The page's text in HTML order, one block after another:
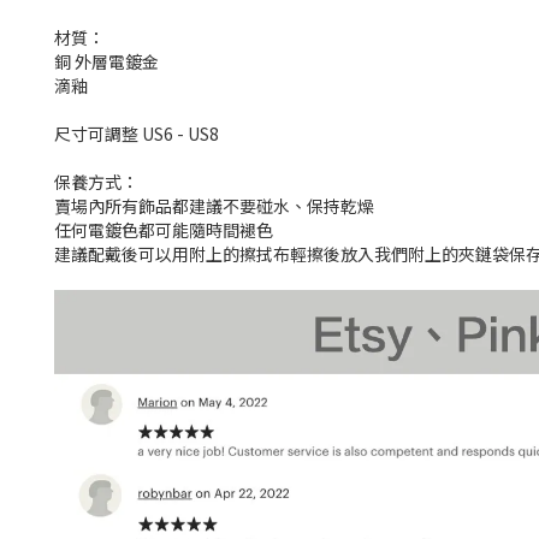
材質：
銅 外層電鍍金
滴釉
尺寸可調整 US6 - US8
保養方式：
賣場內所有飾品都建議不要碰水、保持乾燥
任何電鍍色都可能隨時間褪色
建議配戴後可以用附上的擦拭布輕擦後放入我們附上的夾鏈袋保